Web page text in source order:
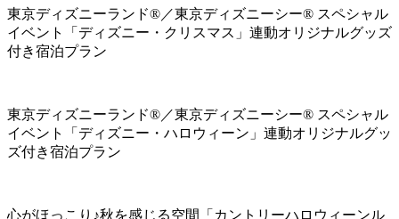
東京ディズニーランド®／東京ディズニーシー® スペシャル
イベント「ディズニー・クリスマス」連動オリジナルグッズ
付き宿泊プラン
東京ディズニーランド®／東京ディズニーシー® スペシャル
イベント「ディズニー・ハロウィーン」連動オリジナルグッ
ズ付き宿泊プラン
心がほっこり♪秋を感じる空間「カントリーハロウィーンル